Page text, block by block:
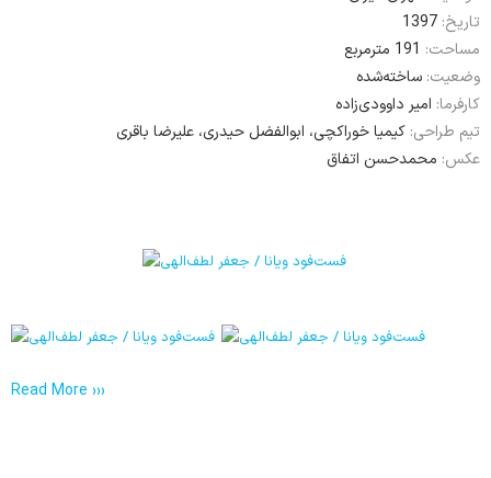
تاریخ:
مساحت: 191 مترمربع
وضعیت: ساخته‌شده
کارفرما: امیر داوودی‌زاده
تیم طراحی: کیمیا خوراکچی، ابوالفضل حیدری، علیرضا باقری
عکس: محمدحسن اتفاق